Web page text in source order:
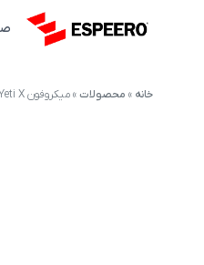
خانه » محصولات»میکروفون Blue Yeti X